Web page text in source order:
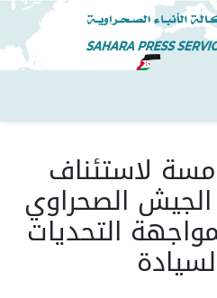
تجاوز
إلى
المحتوى
الرئيسي
لاستئناف
الصحراوي
التحديات